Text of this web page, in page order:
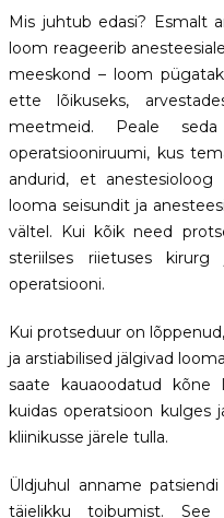
Mis juhtub edasi? Esmalt
loom reageerib
meeskond – loom
ette lõikuseks,
meetmeid. Peale
operatsiooniruumi, kus
andurid, et anestesioloog
looma seisundit ja
vältel. Kui kõik need
steriilses riietuses
operatsiooni.
Kui protseduur on
ja arstiabilised jälgivad
saate kauaoodatud kõne
kuidas operatsioon kulges
kliinikusse järele tulla.
Üldjuhul anname
täielikku toibumist. See